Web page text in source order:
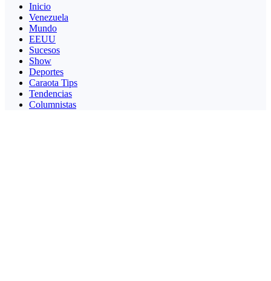
Inicio
Venezuela
Mundo
EEUU
Sucesos
Show
Deportes
Caraota Tips
Tendencias
Columnistas